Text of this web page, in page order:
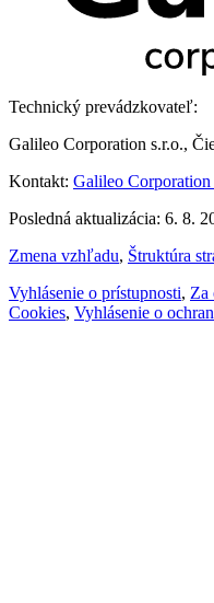
Technický prevádzkovateľ:
Galileo Corporation s.r.o.,
Kontakt: Galileo Corporation
Posledná aktualizácia: 6. 8.
Zmena vzhľadu, Štruktúra
Vyhlásenie o prístupnosti, Za
Cookies, Vyhlásenie o